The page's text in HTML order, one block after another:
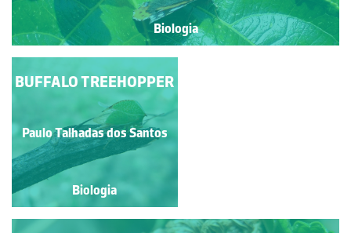
Biologia
GAFANHOTO-DO-
EGIPTO
Paulo Talhadas dos Santos
Biologia
BUFFALO TREEHOPPER
Paulo Talhadas dos Santos
Biologia